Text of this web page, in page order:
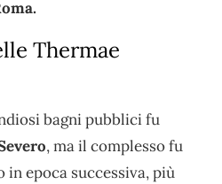
Thermae
bagni pubblici fu
, ma il complesso fu
epoca successiva, più